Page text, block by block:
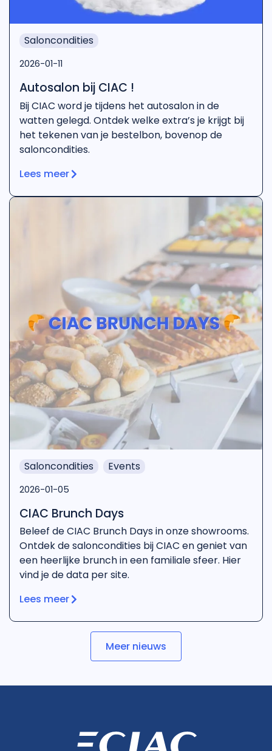
Saloncondities
2026-01-11
Autosalon bij CIAC !
Bij CIAC word je tijdens het autosalon in de
watten gelegd. Ontdek welke extra’s je krijgt bij
het tekenen van je bestelbon, bovenop de
saloncondities.
Lees meer
Saloncondities Events
2026-01-05
CIAC Brunch Days
Beleef de CIAC Brunch Days in onze showrooms.
Ontdek de saloncondities bij CIAC en geniet van
een heerlijke brunch in een familiale sfeer. Hier
vind je de data per site.
Lees meer
Meer nieuws